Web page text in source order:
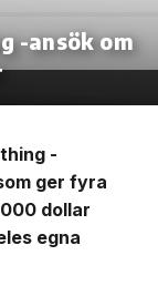
-ansök om
-
ger fyra
dollar
egna